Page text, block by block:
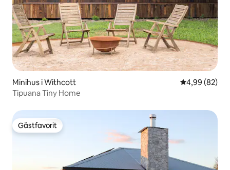
Minihus i Withcott 4,99 av 5 i
4,99 (82)
Tipuana Tiny Home
Gästfavorit
Gästfavorit